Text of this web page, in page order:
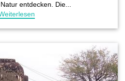
entdecken. Die...